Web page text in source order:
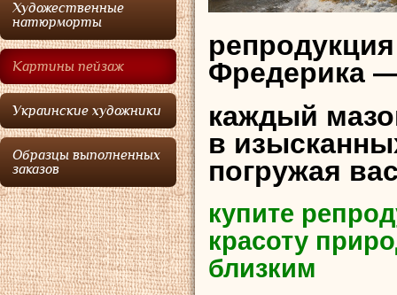
Художественные
натюрморты
Картины пейзаж
Украинские художники
Образцы выполненных
заказов
Фредерика
каждый
в
погружая
купите
красоту
близким